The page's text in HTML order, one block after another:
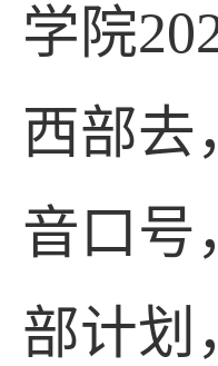
学院
西部去
音口号
部计划